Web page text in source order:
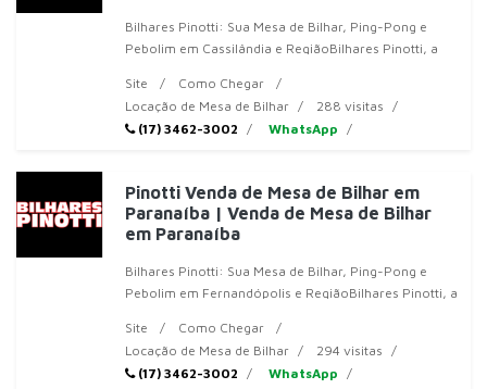
Bilhares Pinotti: Sua Mesa de Bilhar, Ping-Pong e
Pebolim em Cassilândia e RegiãoBilhares Pinotti, a
Site
Como Chegar
Locação de Mesa de Bilhar
288 visitas
(17) 3462-3002
WhatsApp
Pinotti Venda de Mesa de Bilhar em
Paranaíba | Venda de Mesa de Bilhar
em Paranaíba
Bilhares Pinotti: Sua Mesa de Bilhar, Ping-Pong e
Pebolim em Fernandópolis e RegiãoBilhares Pinotti, a
Site
Como Chegar
Locação de Mesa de Bilhar
294 visitas
(17) 3462-3002
WhatsApp